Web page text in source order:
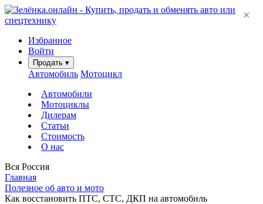
Избранное
Войти
Продать ▾
Автомобиль Мотоцикл
Автомобили
Мотоциклы
Дилерам
Статьи
Стоимость
О нас
Вся Россия
Главная
Полезное об авто и мото
Как восстановить ПТС, СТС, ДКП на автомобиль
×